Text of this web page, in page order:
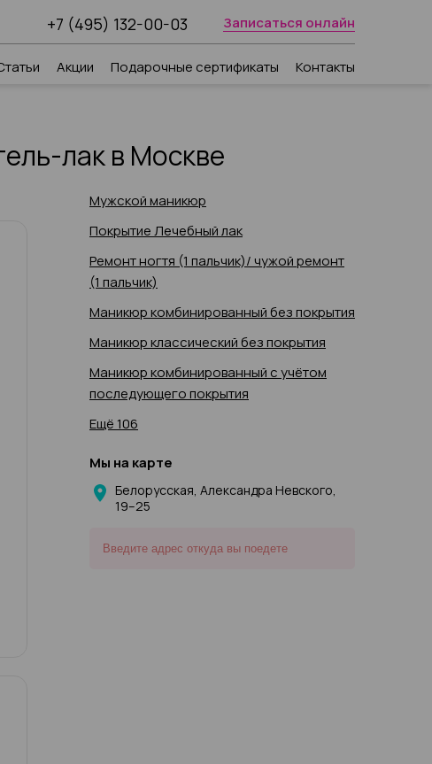
+7 (495) 132-00-03 Записаться онлайн
Акции Подарочные сертификаты Контакты
лак в Москве
Мужской маникюр
Покрытие Лечебный лак
Ремонт ногтя (1 пальчик)/ чужой ремонт
(1 пальчик)
Маникюр комбинированный без покрытия
Маникюр классический без покрытия
Маникюр комбинированный с учётом
последующего покрытия
Ещё 106
Мы на карте
Белорусская, Александра Невского,
19–25